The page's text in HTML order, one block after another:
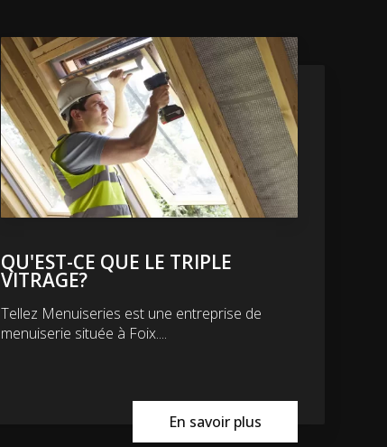
QU'EST-CE QUE LE TRIPLE
VITRAGE?
Tellez Menuiseries est une entreprise de
menuiserie située à Foix....
En savoir plus